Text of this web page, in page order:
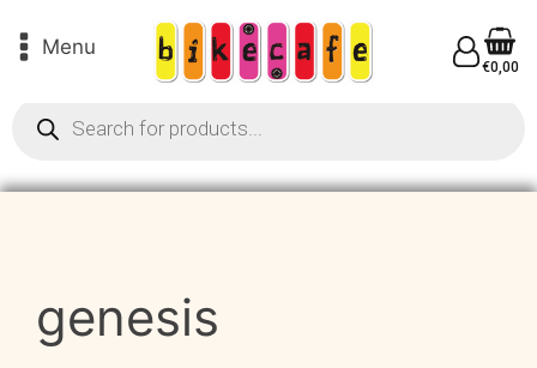
Menu
€0,00
Products
search
genesis